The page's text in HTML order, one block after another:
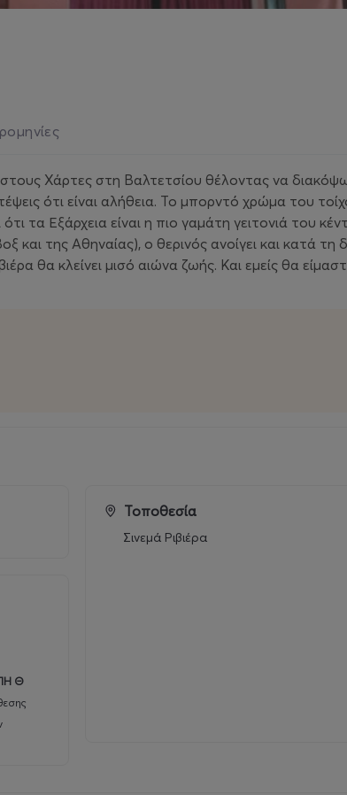
Χάρτες στη Βαλτετσίου θέλοντας να
ότι είναι αλήθεια. Το μπορντό χρώμα του
τα Εξάρχεια είναι η πιο γαμάτη γειτονιά του
και της Αθηναίας), ο θερινός ανοίγει και κατά
θα κλείνει μισό αιώνα ζωής. Και εμείς θα
Θ
Τοποθεσία
Σινεμά Ριβιέρα